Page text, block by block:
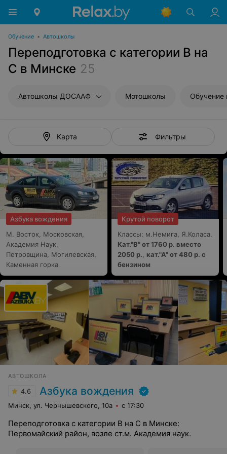
Обучение • Автошколы
Переподготовка с категории В на
С в Минске 25
Автошколы ДОСААФ Мотошколы Обучение
Карта Фильтры
Азбука вождения
М. Восток, Московская,
Академия Наук,
Петровщина, Могилевская,
Каменная горка
Крутой поворот
Классы: м.Немига, Я.Коласа.
Кат."В" от 1760 р. вместо
2050 р.
кат."А" от 480 р. с
бензином
АВТОШКОЛА
4.6 Азбука вождения
Минск, ул. Чернышевского, 10а с 17:30
Переподготовка с категории В на С в Минске:
Первомайский район, возле ст.м. Академия наук.